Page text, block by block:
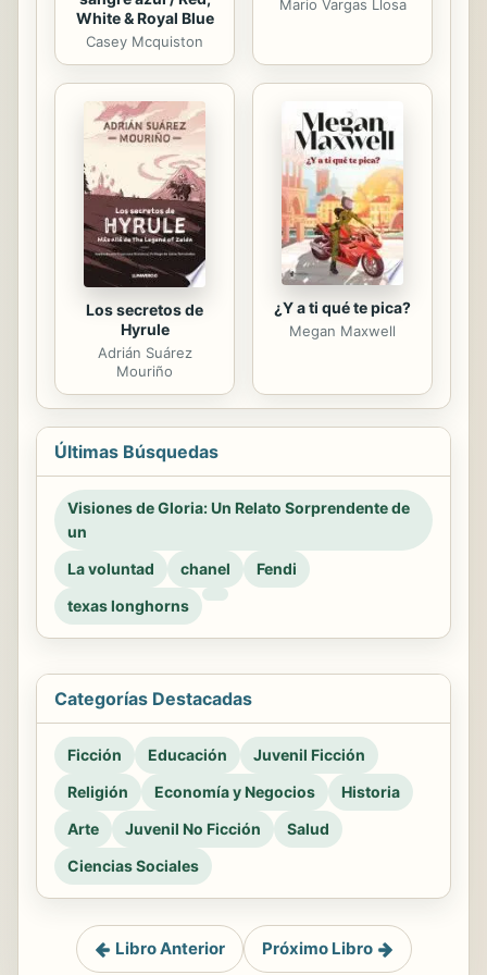
White & Royal Blue
Casey Mcquiston
Mario Vargas Llosa
Los secretos de
Hyrule
Adrián Suárez
Mouriño
¿Y a ti qué te pica?
Megan Maxwell
Últimas Búsquedas
Visiones de Gloria: Un Relato Sorprendente de
un
La voluntad
chanel
Fendi
texas longhorns
Categorías Destacadas
Ficción Educación
Juvenil Ficción
Religión
Economía y Negocios
Historia
Arte
Juvenil No Ficción
Salud
Ciencias Sociales
Libro Anterior Próximo Libro